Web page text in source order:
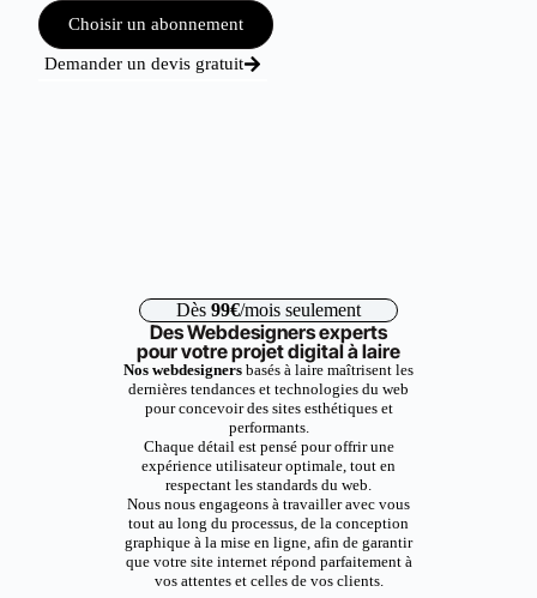
Choisir un abonnement
Demander un devis gratuit
Dès 99€/mois seulement
Des Webdesigners experts
pour votre projet digital à laire
Nos webdesigners basés à laire maîtrisent les
dernières tendances et technologies du web
pour concevoir des sites esthétiques et
performants.
Chaque détail est pensé pour offrir une
expérience utilisateur optimale, tout en
respectant les standards du web.
Nous nous engageons à travailler avec vous
tout au long du processus, de la conception
graphique à la mise en ligne, afin de garantir
que votre site internet répond parfaitement à
vos attentes et celles de vos clients.